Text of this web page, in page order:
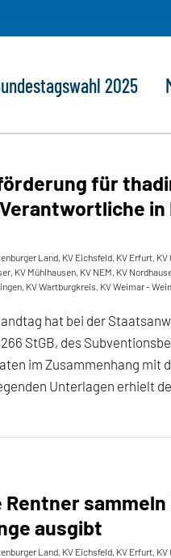
2025
für
in
Land, KV Eichsfeld, KV Erfurt, KV
, KV Mühlhausen, KV NEM, KV
, KV Wartburgkreis, KV Weimar -
hat bei der
StGB, des
im Zusammenhang mit
Unterlagen erhielt
ausgibt
Land, KV Eichsfeld, KV Erfurt, KV